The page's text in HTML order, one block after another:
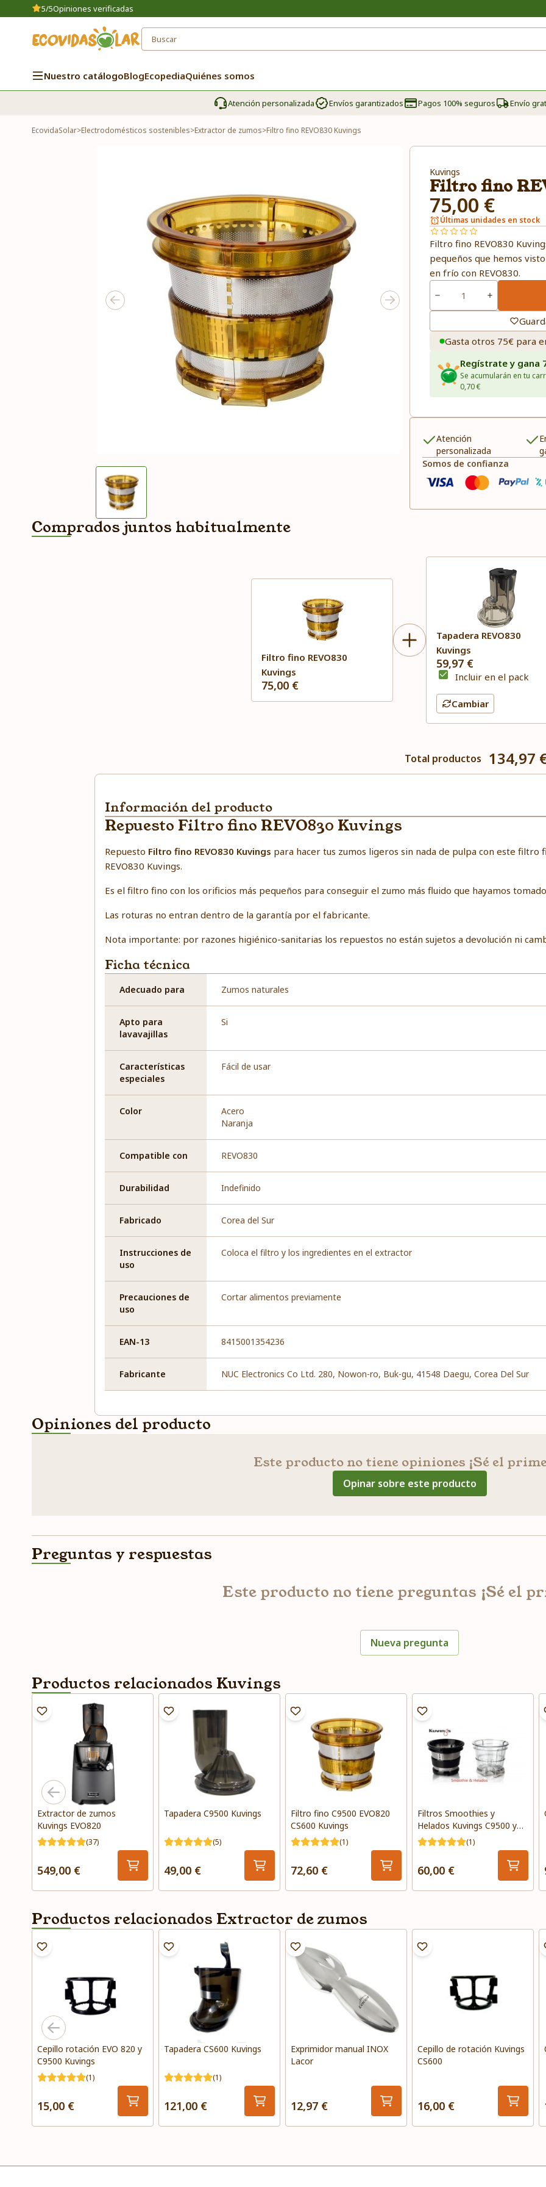
5/5Opiniones verificadas
Nuestro catálogoBlogEcopediaQuiénes somos
Atención personalizada Envíos garantizados Pagos 100% seguros Envío
EcovidaSolar>Electrodomésticos sostenibles>Extractor de zumos>Filtro fino REVO830 Kuvings
Kuvings
Filtro fino
75,00 €
Últimas unidades en stock
Filtro fino REVO830
pequeños que hemos
en frío con REVO830.
Gasta otros 75€ para
Regístrate y gana
Se acumularán en tu
0,70 €
Atención
personalizada
Somos de confianza
Comprados juntos habitualmente
Filtro fino REVO830
Kuvings
75,00 €
Tapadera REVO830
Kuvings
59,97 €
Incluir en el pack
Cambiar
Total productos 134,97
Información del producto
Repuesto Filtro fino REVO830 Kuvings
Repuesto Filtro fino REVO830 Kuvings para hacer tus zumos ligeros sin nada de pulpa con este filtro
REVO830 Kuvings.
Es el filtro fino con los orificios más pequeños para conseguir el zumo más fluido que hayamos
Las roturas no entran dentro de la garantía por el fabricante.
Nota importante: por razones higiénico-sanitarias los repuestos no están sujetos a devolución ni
Ficha técnica
Adecuado para Zumos naturales
Apto para
lavavajillas
Si
Características
especiales
Fácil de usar
Color
Acero
Naranja
Compatible con REVO830
Durabilidad Indefinido
Fabricado Corea del Sur
Instrucciones de
uso
Coloca el filtro y los ingredientes en el extractor
Precauciones de
uso
Cortar alimentos previamente
EAN-13 8415001354236
Fabricante NUC Electronics Co Ltd. 280, Nowon-ro, Buk-gu, 41548 Daegu, Corea Del Sur
Opiniones del producto
Este producto no tiene opiniones ¡Sé el
Opinar sobre este producto
Preguntas y respuestas
Este producto no tiene preguntas ¡Sé el
Nueva pregunta
Productos relacionados Kuvings
Extractor de zumos
Kuvings EVO820
(37)
549,00 €
Tapadera C9500 Kuvings
(5)
49,00 €
Filtro fino C9500 EVO820
CS600 Kuvings
(1)
72,60 €
Filtros Smoothies y
Helados Kuvings C9500 y
EVO 820
(1)
60,00 €
Productos relacionados Extractor de zumos
Cepillo rotación EVO 820 y
C9500 Kuvings
(1)
15,00 €
Tapadera CS600 Kuvings
(1)
121,00 €
Exprimidor manual INOX
Lacor
12,97 €
Cepillo de rotación Kuvings
CS600
16,00 €